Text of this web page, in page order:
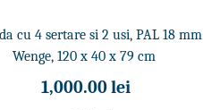
cu 4 sertare si 2 usi, PAL 18 mm
Wenge, 120 x 40 x 79 cm
1,000.00 lei